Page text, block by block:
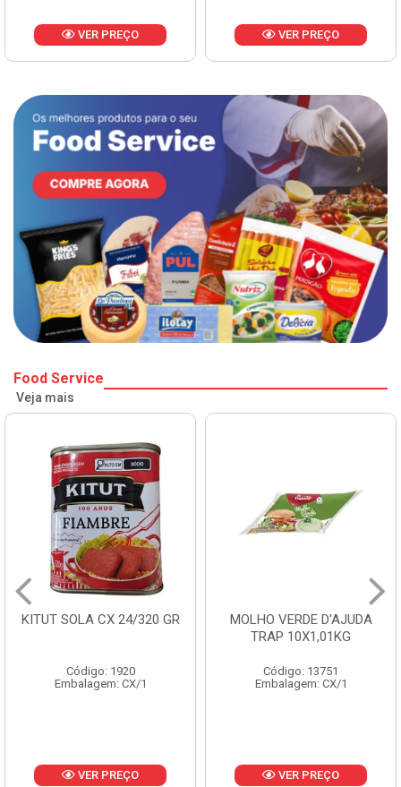
VER PREÇO VER PREÇO
Food Service
Veja mais
MOLHO VERDE D'AJUDA
Código: 13751
Embalagem: CX/1
VER PREÇO
FRUTAS CRISTALIZADAS
CX 10KG
Código: 1785
Embalagem: KG/10
VER PREÇO